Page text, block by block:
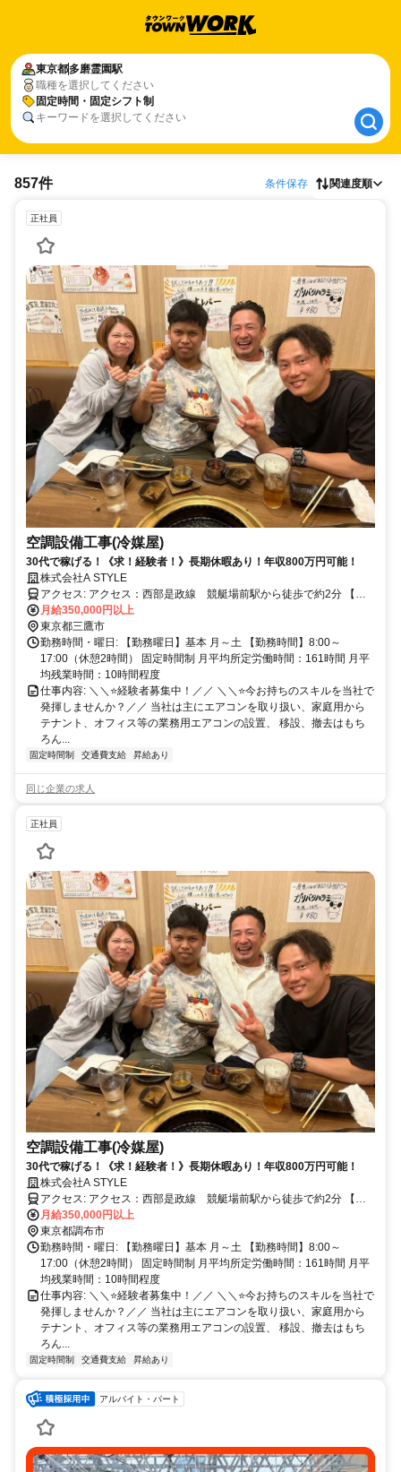
東京都多磨霊園駅
職種を選択してください
固定時間・固定シフト制
キーワードを選択してください
東京都多磨霊園駅
固定時間・固定シフト制
857件 条件保存 関連度順
正社員
空調設備工事(冷媒屋)
30代で稼げる！《求！経験者！》長期休暇あり！年収800万円可能！
株式会社A STYLE
アクセス: アクセス：西部是政線 競艇場前駅から徒歩で約2分 【勤
務エリア】一都三県 ・車通勤OK（マイカー通勤OK） ・バイク通勤
OK
月給350,000円以上
東京都三鷹市
勤務時間・曜日: 【勤務曜日】基本 月～土 【勤務時間】8:00～
17:00（休憩2時間） 固定時間制 月平均所定労働時間：161時間 月平
均残業時間：10時間程度
仕事内容: ＼＼⭐経験者募集中！／／ ＼＼⭐今お持ちのスキルを当社で
発揮しませんか？／／ 当社は主にエアコンを取り扱い、家庭用から
テナント、オフィス等の業務用エアコンの設置、 移設、撤去はもち
ろん...
固定時間制 交通費支給 昇給あり
同じ企業の求人
正社員
空調設備工事(冷媒屋)
30代で稼げる！《求！経験者！》長期休暇あり！年収800万円可能！
株式会社A STYLE
アクセス: アクセス：西部是政線 競艇場前駅から徒歩で約2分 【勤
務エリア】一都三県 ・車通勤OK（マイカー通勤OK） ・バイク通勤
OK
月給350,000円以上
東京都調布市
勤務時間・曜日: 【勤務曜日】基本 月～土 【勤務時間】8:00～
17:00（休憩2時間） 固定時間制 月平均所定労働時間：161時間 月平
均残業時間：10時間程度
仕事内容: ＼＼⭐経験者募集中！／／ ＼＼⭐今お持ちのスキルを当社で
発揮しませんか？／／ 当社は主にエアコンを取り扱い、家庭用から
テナント、オフィス等の業務用エアコンの設置、 移設、撤去はもち
ろん...
固定時間制 交通費支給 昇給あり
アルバイト・パート